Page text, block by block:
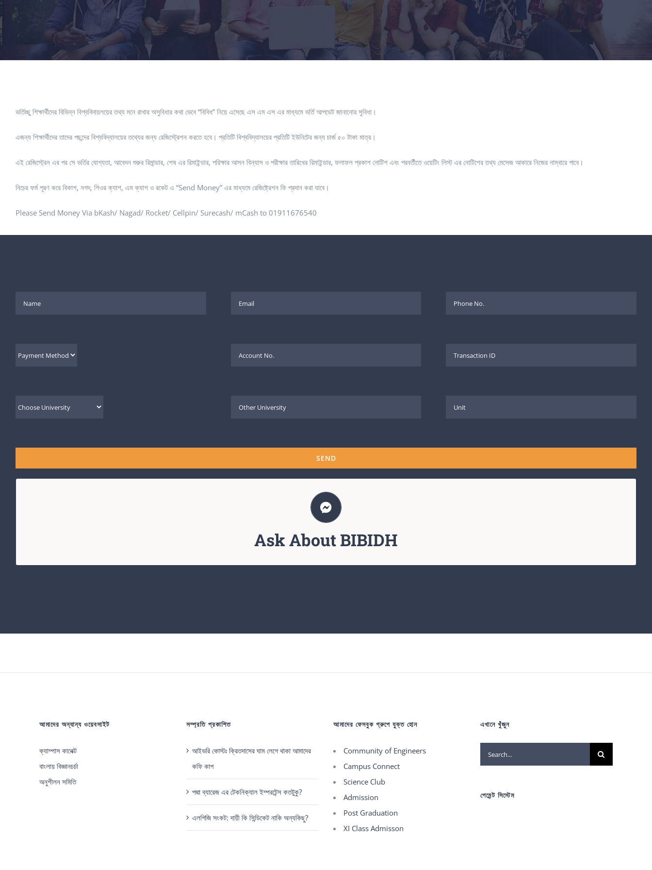
ভর্তিচ্ছু শিক্ষার্থীদের বিভিন্ন বিশ্ববিদায়লয়ের তথ্য মনে রাখার অসুবিধার কথা ভেবে “বিবিধ” নিয়ে এসেছে এস এম এস এর মাধ্যমে ভর্তি আপডেট জানানোর সুবিধা।
এজন্য শিক্ষার্থীদের তাদের পছন্দের বিশ্ববিদ্যালয়ের তথ্যের জন্য রেজিস্ট্রেশন করতে হবে। প্রতিটি বিশ্ববিদ্যালয়ের প্রতিটি ইউনিটের জন্য চার্জ ৫০ টাকা মাত্র।
এই রেজিস্ট্রেন এর পর সে ভর্তির যোগ্যতা, আবেদন শুরুর রিমান্ডার, শেষ এর রিমাইন্ডার, পরিক্ষার আসন বিন্যাস ও পরীক্ষার তারিখের রিমাইন্ডার, ফলাফল প্রকাশ নোটিশ এবং পরবর্তীতে ওয়েটিং লিস্ট এর নোটিশের তথ্য মেসেজ আকারে নিজের নাম্বারে পাবে।
নিচের ফর্ম পূরণ করে বিকাশ, নগদ, শিওর ক্যাশ, এম ক্যাশ ও রকেট এ “Send Money” এর মাধ্যমে রেজিষ্ট্রেশন ফি প্রদান করা যাবে।
Please Send Money Via bKash/ Nagad/ Rocket/ Cellpin/ Surecash/ mCash to 01911676540
Ask About BIBIDH
Ask About BIBIDH
আমাদের অন্যান্য ওয়েবসাইট
ক্যাম্পাস কানেক্ট
বাংলায় বিজ্ঞানচর্চা
অনুশীলন সমিতি
সম্প্রতি প্রকাশিত
আইভরি কোস্টঃ ক্রিতদাসের ঘাম লেগে থাকা আমাদের
কফি কাপ
পদ্মা ব্যারেজ এর টেকনিক্যাল ইম্পরটেন্স কতটুকু?
এলপিজি সংকট: দায়ী কি সিন্ডিকেট নাকি অন্যকিছু?
আমাদের ফেসবুক গ্রুপে যুক্ত হোন
Community of Engineers
Campus Connect
Science Club
Admission
Post Graduation
XI Class Admisson
এখানে খুঁজুন
Search
for:
পেমেন্ট সিস্টেম